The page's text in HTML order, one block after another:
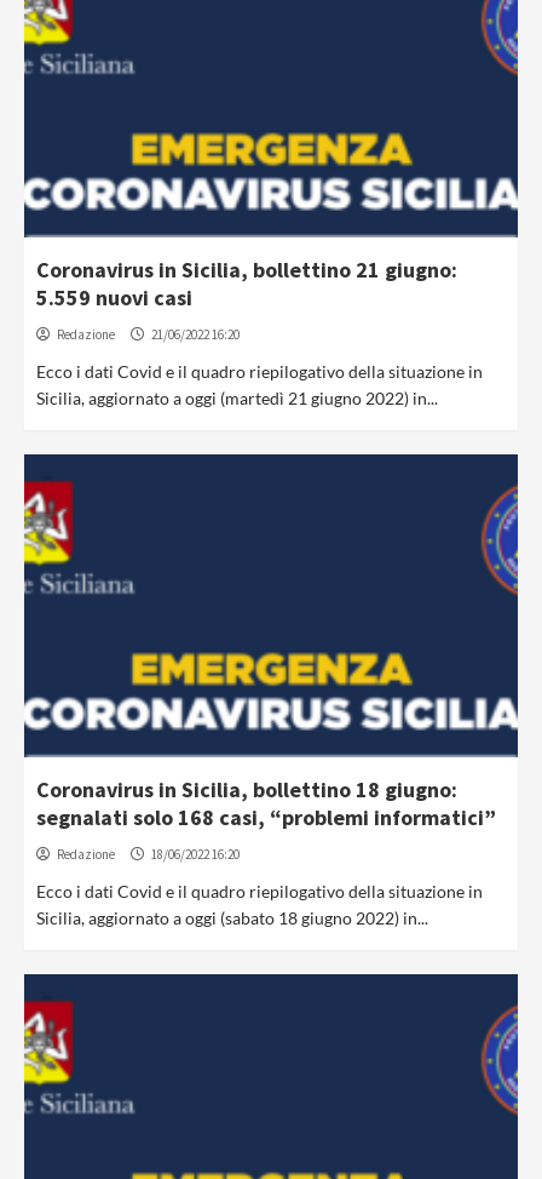
Coronavirus in Sicilia, bollettino 21 giugno:
5.559 nuovi casi
Redazione 21/06/2022 16:20
Ecco i dati Covid e il quadro riepilogativo della situazione in
Sicilia, aggiornato a oggi (martedì 21 giugno 2022) in...
Coronavirus in Sicilia, bollettino 18 giugno:
segnalati solo 168 casi, “problemi informatici”
Redazione 18/06/2022 16:20
Ecco i dati Covid e il quadro riepilogativo della situazione in
Sicilia, aggiornato a oggi (sabato 18 giugno 2022) in...